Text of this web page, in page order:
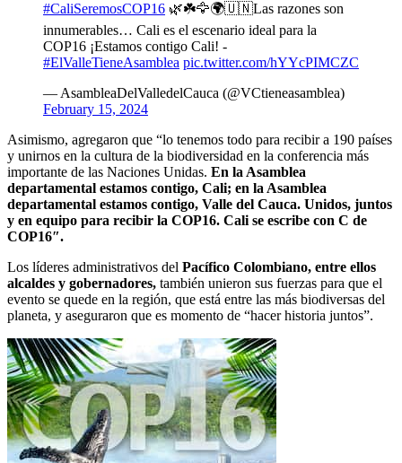
#CaliSeremosCOP16 🌿☘️🦅🌍🇺🇳Las razones son
innumerables… Cali es el escenario ideal para la
COP16 ¡Estamos contigo Cali! -
#ElValleTieneAsamblea pic.twitter.com/hYYcPIMCZC
— AsambleaDelValledelCauca (@VCtieneasamblea)
February 15, 2024
Asimismo, agregaron que “lo tenemos todo para recibir a 190 países
y unirnos en la cultura de la biodiversidad en la conferencia más
importante de las Naciones Unidas. En la Asamblea
departamental estamos contigo, Cali; en la Asamblea
departamental estamos contigo, Valle del Cauca. Unidos, juntos
y en equipo para recibir la COP16. Cali se escribe con C de
COP16″.
Los líderes administrativos del Pacífico Colombiano, entre ellos
alcaldes y gobernadores, también unieron sus fuerzas para que el
evento se quede en la región, que está entre las más biodiversas del
planeta, y aseguraron que es momento de “hacer historia juntos”.